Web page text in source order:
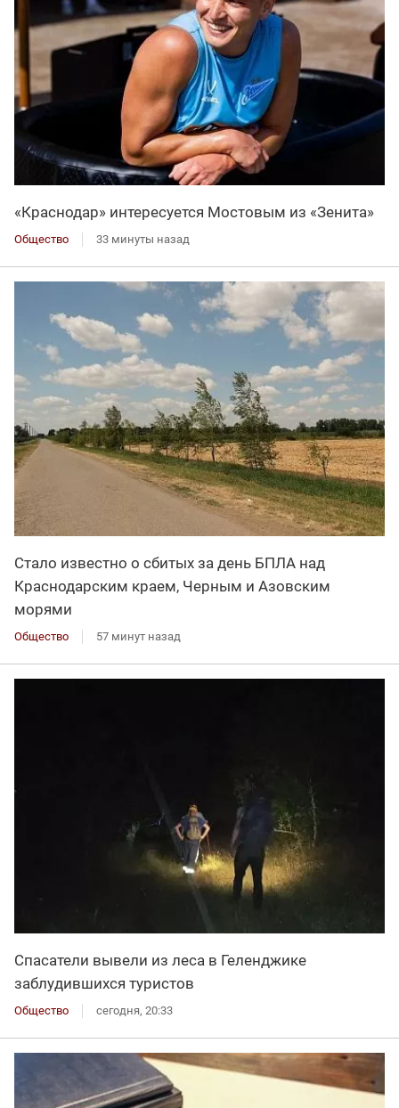
«Краснодар» интересуется Мостовым из «Зенита»
Общество 33 минуты назад
Стало известно о сбитых за день БПЛА над
Краснодарским краем, Черным и Азовским
морями
Общество 57 минут назад
Спасатели вывели из леса в Геленджике
заблудившихся туристов
Общество сегодня, 20:33